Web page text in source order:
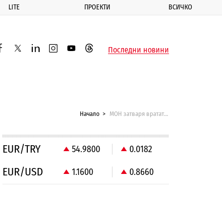
LITE ПРОЕКТИ ВСИЧКО
twitterlinkedininstagram
youtubethreadsПоследни новини
Начало МОН затваря вратата на учениците към чуждите университети
EUR/TRY 54.9800 0.0182
EUR/USD 1.1600 0.8660